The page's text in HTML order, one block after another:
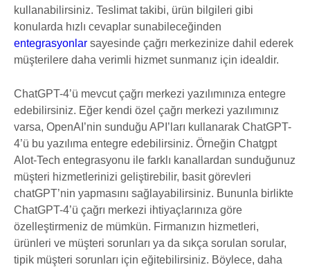
kullanabilirsiniz. Teslimat takibi, ürün bilgileri gibi
konularda hızlı cevaplar sunabileceğinden
entegrasyonlar sayesinde çağrı merkezinize dahil ederek
müşterilere daha verimli hizmet sunmanız için idealdir.
ChatGPT-4’ü mevcut çağrı merkezi yazılımınıza entegre
edebilirsiniz. Eğer kendi özel çağrı merkezi yazılımınız
varsa, OpenAI’nin sunduğu API’ları kullanarak ChatGPT-
4’ü bu yazılıma entegre edebilirsiniz. Örneğin Chatgpt
Alot-Tech entegrasyonu ile farklı kanallardan sunduğunuz
müşteri hizmetlerinizi geliştirebilir, basit görevleri
chatGPT’nin yapmasını sağlayabilirsiniz. Bununla birlikte
ChatGPT-4’ü çağrı merkezi ihtiyaçlarınıza göre
özelleştirmeniz de mümkün. Firmanızın hizmetleri,
ürünleri ve müşteri sorunları ya da sıkça sorulan sorular,
tipik müşteri sorunları için eğitebilirsiniz. Böylece, daha